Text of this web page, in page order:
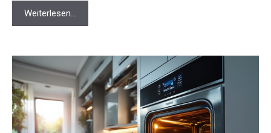
Weiterlesen…